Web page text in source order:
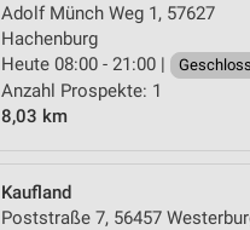
Adolf Münch Weg 1, 57627
Hachenburg
Heute 08:00 - 21:00 |
Anzahl Prospekte: 1
8,03 km
Kaufland
Poststraße 7, 56457